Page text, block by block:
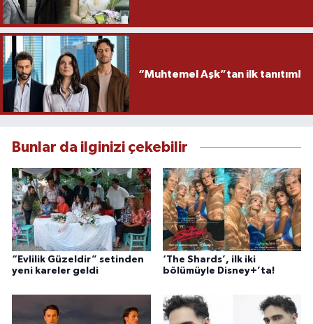
“Muhtemel Aşk”tan ilk tanıtım!
Bunlar da ilginizi çekebilir
“Evlilik Güzeldir” setinden
yeni kareler geldi
‘The Shards’, ilk iki
bölümüyle Disney+’ta!